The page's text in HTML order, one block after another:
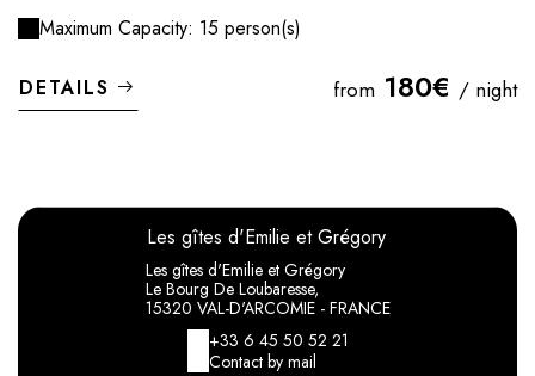
Maximum Capacity: 15 person(s)
DETAILS from 180€ / night
Les gîtes d'Emilie et Grégory
Les gîtes d'Emilie et Grégory
Le Bourg De Loubaresse,
15320 VAL-D'ARCOMIE - FRANCE
+33 6 45 50 52 21
Contact by mail